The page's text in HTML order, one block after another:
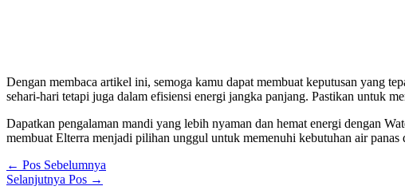
Dengan membaca artikel ini, semoga kamu dapat membuat keputusan yang
sehari-hari tetapi juga dalam efisiensi energi jangka panjang. Pastikan untuk
Dapatkan pengalaman mandi yang lebih nyaman dan hemat energi dengan
membuat Elterra menjadi pilihan unggul untuk memenuhi kebutuhan air panas
← Pos Sebelumnya
Selanjutnya Pos →